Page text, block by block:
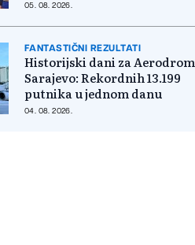
05. 08. 2026.
FANTASTIČNI REZULTATI
Historijski dani za Aerodrom
Sarajevo: Rekordnih 13.199
putnika u jednom danu
04. 08. 2026.